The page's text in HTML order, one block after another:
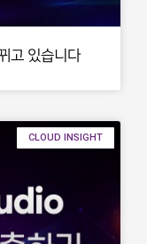
고 있습니다
CLOUD INSIGHT